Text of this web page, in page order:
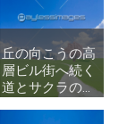
丘の向こうの高
層ビル街へ続く
道とサクラの...
丘の向こうの高
層ビル街へ続く
道とサクラの...